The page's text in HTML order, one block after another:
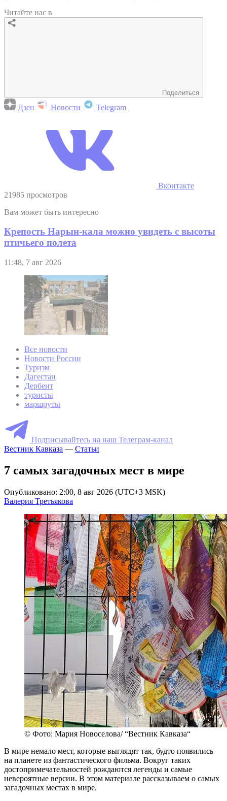
Читайте нас в
Поделиться
Дзен Новости Telegram
Вконтакте
21985 просмотров
Вам может быть интересно
Крепость Нарын-кала можно увидеть с высоты
птичьего полета
11:48, 7 авг 2026
Все новости
Новости России
Туризм
Дагестан
Дербент
туристы
маршруты
Подписывайтесь на наш Телеграм-канал
Вестник Кавказа — Статьи
7 самых загадочных мест в мире
Опубликовано: 2:00, 8 авг 2026 (UTC+3 MSK)
Валерия Третьякова
© Фото: Мария Новоселова/ “Вестник Кавказа“
В мире немало мест, которые выглядят так, будто появились
на планете из фантастического фильма. Вокруг таких
достопримечательностей рождаются легенды и самые
невероятные версии. В этом материале рассказываем о самых
загадочных местах в мире.